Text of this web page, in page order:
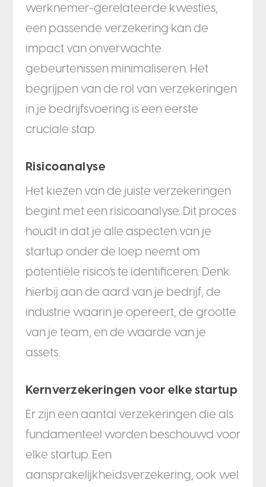
werknemer-gerelateerde kwesties,
een passende verzekering kan de
impact van onverwachte
gebeurtenissen minimaliseren. Het
begrijpen van de rol van verzekeringen
in je bedrijfsvoering is een eerste
cruciale stap.
Risicoanalyse
Het kiezen van de juiste verzekeringen
begint met een risicoanalyse. Dit proces
houdt in dat je alle aspecten van je
startup onder de loep neemt om
potentiële risico’s te identificeren. Denk
hierbij aan de aard van je bedrijf, de
industrie waarin je opereert, de grootte
van je team, en de waarde van je
assets.
Kernverzekeringen voor elke startup
Er zijn een aantal verzekeringen die als
fundamenteel worden beschouwd voor
elke startup. Een
aansprakelijkheidsverzekering, ook wel